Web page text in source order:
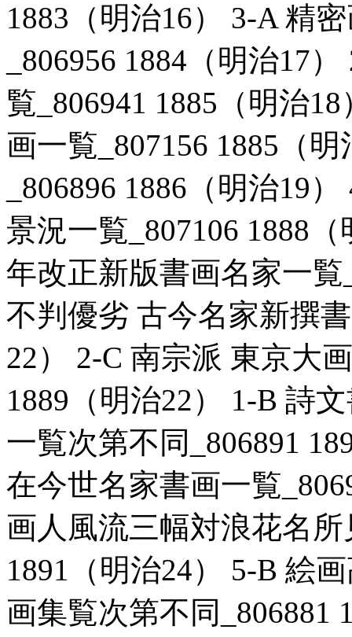
1883（明治16） 3-A 精
_806956 1884（明治17
覧_806941 1885（明治
画一覧_807156 1885（
_806896 1886（明治19
景況一覧_807106 1888
年改正新版書画名家一覧
不判優劣 古今名家新撰
22） 2-C 南宗派 東京大
1889（明治22） 1-B 詩
一覧次第不同_806891
在今世名家書画一覧
画人風流三幅対浪花名
1891（明治24） 5-B 絵
画集覧次第不同_806881